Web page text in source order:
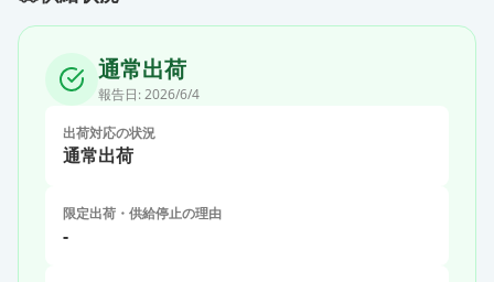
通常出荷
報告日: 2026/6/4
出荷対応の状況
通常出荷
限定出荷・供給停止の理由
-